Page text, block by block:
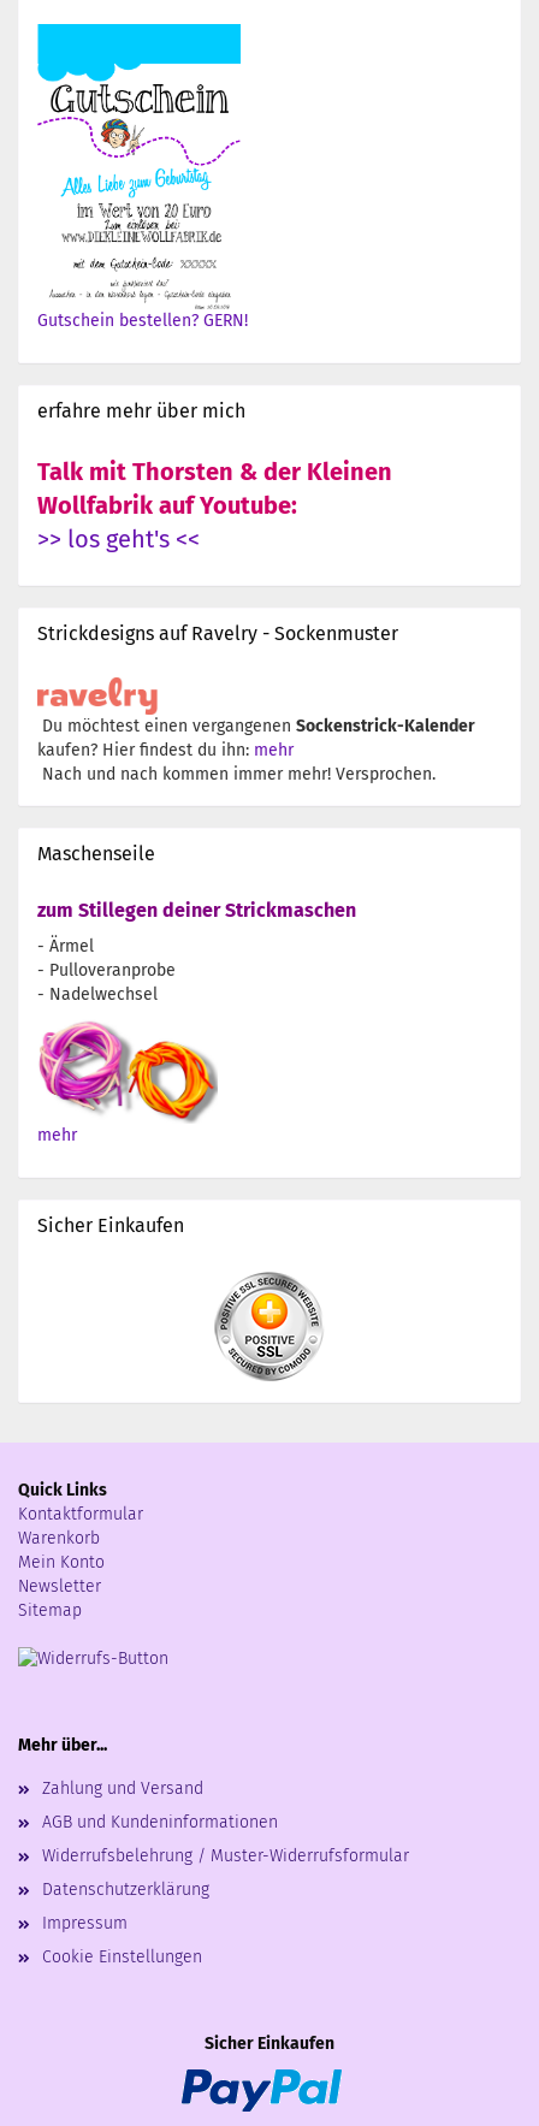
Gutschein bestellen? GERN!
erfahre mehr über mich
Talk mit Thorsten & der Kleinen
Wollfabrik auf Youtube:
>> los geht's <<
Strickdesigns auf Ravelry - Sockenmuster
Du möchtest einen vergangenen Sockenstrick-Kalender
kaufen? Hier findest du ihn: mehr
Nach und nach kommen immer mehr! Versprochen.
Maschenseile
zum Stillegen deiner Strickmaschen
- Ärmel
- Pulloveranprobe
- Nadelwechsel
mehr
Sicher Einkaufen
Quick Links
Kontaktformular
Warenkorb
Mein Konto
Newsletter
Sitemap
Mehr über...
Zahlung und Versand
AGB und Kundeninformationen
Widerrufsbelehrung / Muster-Widerrufsformular
Datenschutzerklärung
Impressum
Cookie Einstellungen
Sicher Einkaufen